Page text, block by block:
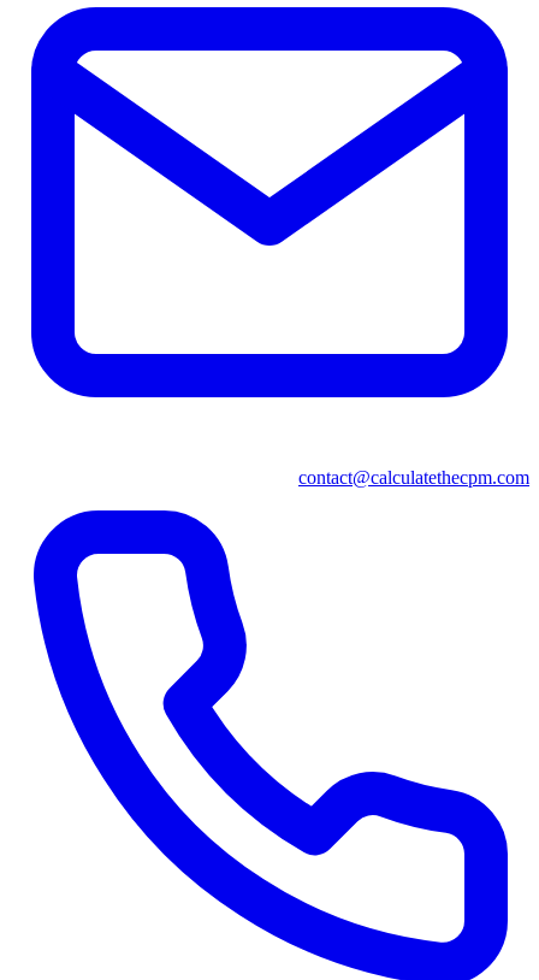
contact@calculatethecpm.com